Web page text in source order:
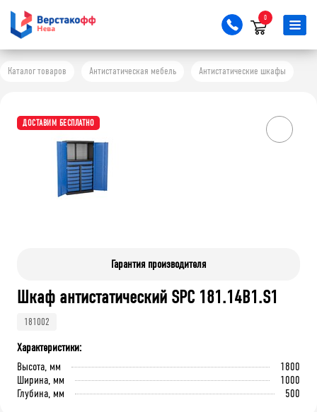
0
Каталог товаров Антистатическая мебель Антистатические шкафы
ДОСТАВИМ БЕСПЛАТНО
Гарантия производителя
Шкаф антистатический SPC 181.14B1.S1
181002
Характеристики:
Высота, мм
1800
Ширина, мм
1000
Глубина, мм
500